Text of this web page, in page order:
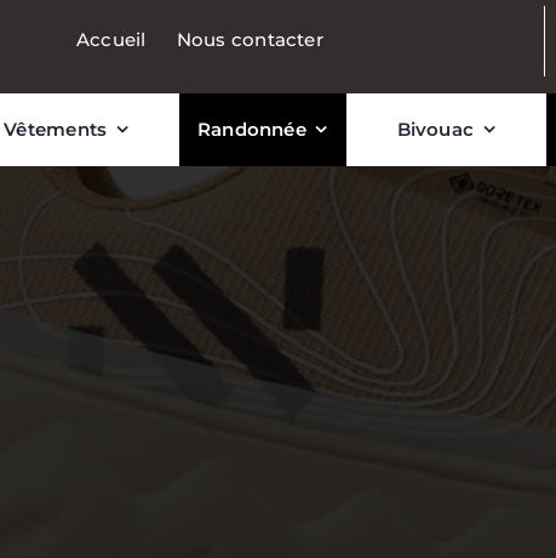
Accueil Nous contacter
Vêtements Randonnée Bivouac